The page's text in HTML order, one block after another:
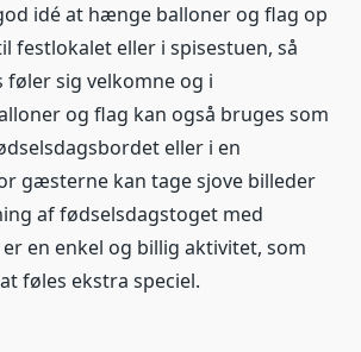
idé at hænge balloner og flag op
festlokalet eller i spisestuen, så
sig velkomne og i
og flag kan også bruges som
eller i en
gæsterne kan tage sjove billeder
af fødselsdagstoget med
en enkel og billig aktivitet, som
føles ekstra speciel.